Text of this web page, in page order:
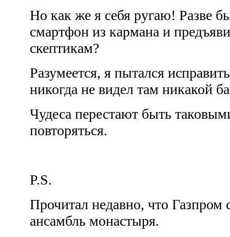
Но как же я себя ругаю! Разве
смартфон из кармана и
скептикам?
Разумеется, я пытался
никогда не видел там никакой
Чудеса перестают быть
повторяться.
P.S.
Прочитал недавно, что Газпром
ансамбль монастыря.